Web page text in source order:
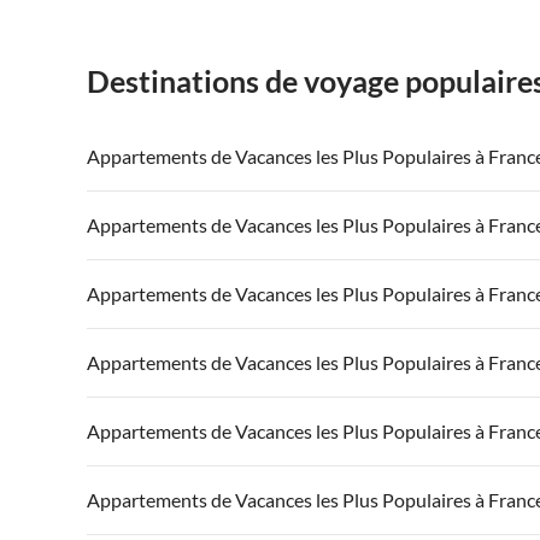
Destinations de voyage
Appartements de Vacances les Plus Populaires à
Appartements de Vacances à France
Appartements de Vacances à Côte atlantique
Appartements de Vacances à Côte d'Azur
Appartements de Vacances les Plus Populaires à
Appartements de Vacances à France
Appartements de Vacances à Côte atlantique
Appartements de Vacances à Côte d'Azur
Appartements de Vacances les Plus Populaires à
Appartements de Vacances à France
Appartements de Vacances à Côte atlantique
Appartements de Vacances à Côte d'Azur
Appartements de Vacances les Plus Populaires à
Appartements de Vacances à France
Appartements de Vacances à Côte atlantique
Appartements de Vacances à Côte d'Azur
Appartements de Vacances les Plus Populaires à
Appartements de Vacances à France
Appartements de Vacances les Plus Populaires à